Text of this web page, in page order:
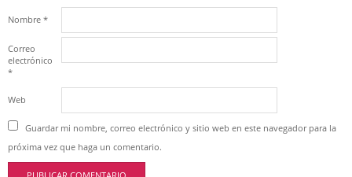
Nombre *
Correo
electrónico
*
Web
Guardar mi nombre, correo electrónico y sitio web en este navegador para la
próxima vez que haga un comentario.